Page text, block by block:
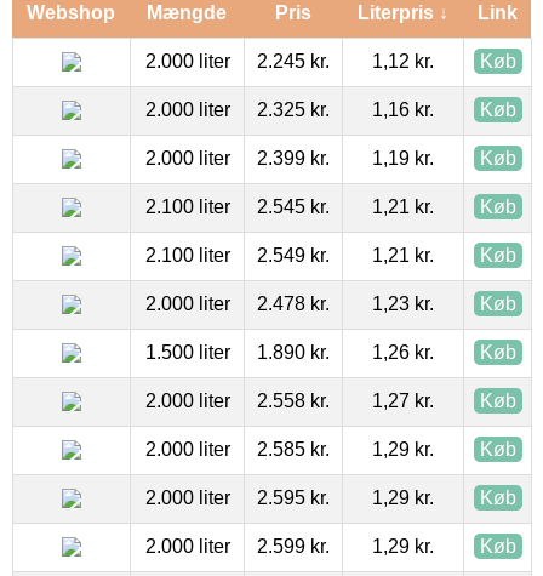
Webshop Mængde Pris Literpris ↓ Link
2.000 liter 2.245 kr. 1,12 kr. Køb
2.000 liter 2.325 kr. 1,16 kr. Køb
2.000 liter 2.399 kr. 1,19 kr. Køb
2.100 liter 2.545 kr. 1,21 kr. Køb
2.100 liter 2.549 kr. 1,21 kr. Køb
2.000 liter 2.478 kr. 1,23 kr. Køb
1.500 liter 1.890 kr. 1,26 kr. Køb
2.000 liter 2.558 kr. 1,27 kr. Køb
2.000 liter 2.585 kr. 1,29 kr. Køb
2.000 liter 2.595 kr. 1,29 kr. Køb
2.000 liter 2.599 kr. 1,29 kr. Køb